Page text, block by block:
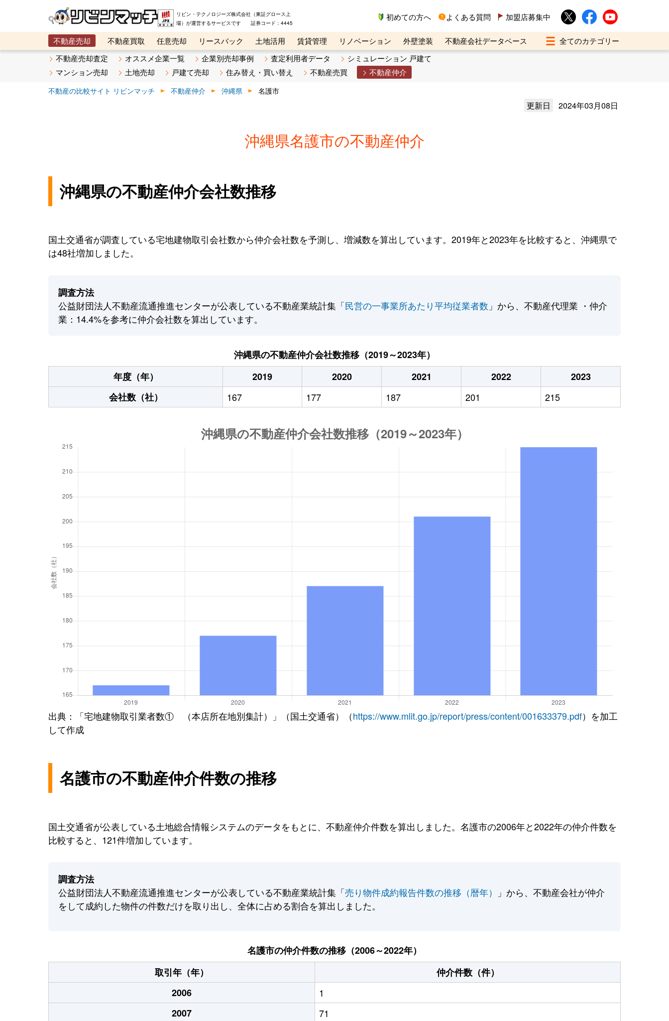
リビン・テクノロジーズ株式会社（東証グロース上
場）が運営するサービスです 証券コード：4445
初めての方へ よくある質問 加盟店募集中
不動産売却 不動産買取 任意売却 リースバック 土地活用 賃貸管理 リノベーション 外壁塗装
不動産会社データベース
メタ住宅展示場
ベスト不動産カンパニー オンライン講座 リビンマガジンBiz 不動産売却ご相談デスク
不動産売却査定 オススメ企業一覧 企業別売却事例 査定利用者データ
シミュレーション 戸建て
マンション売却
土地売却 戸建て売却 住み替え・買い替え 不動産売買 不動産仲介
不動産の比較サイト リビンマッチ 不動産仲介 沖縄県 名護市
更新日 2024年03月08日
沖縄県名護市の不動産仲介
沖縄県の不動産仲介会社数推移
国土交通省が調査している宅地建物取引会社数から仲介会社数を予測し、増減数を算出しています。2019年と2023年を比較すると、沖縄県で
は48社増加しました。
調査方法
公益財団法人不動産流通推進センターが公表している不動産業統計集「民営の一事業所あたり平均従業者数 」から、不動産代理業 ・仲介
業：14.4%を参考に仲介会社数を算出しています。
沖縄県の不動産仲介会社数推移（2019～2023年）
年度（年）
2019 2020 2021 2022
2023
会社数（社）
167 177 187 201 215
出典：「宅地建物取引業者数① （本店所在地別集計）」（国土交通省）（https://www.mlit.go.jp/report/press/content/001633379.pdf）を加工
して作成
名護市の不動産仲介件数の推移
国土交通省が公表している土地総合情報システムのデータをもとに、不動産仲介件数を算出しました。名護市の2006年と2022年の仲介件数を
比較すると、121件増加しています。
調査方法
公益財団法人不動産流通推進センターが公表している不動産業統計集「売り物件成約報告件数の推移（暦年）
」から、不動産会社が仲介
をして成約した物件の件数だけを取り出し、全体に占める割合を算出しました。
名護市の仲介件数の推移（2006～2022年）
取引年（年）
仲介件数（件）
2006
1
2007
71